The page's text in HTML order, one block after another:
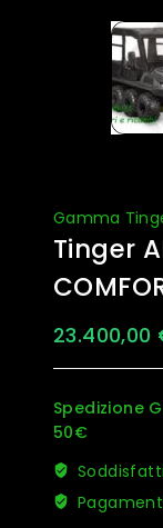
Gamma
Tinger
23.400,00
Spedizione
50€